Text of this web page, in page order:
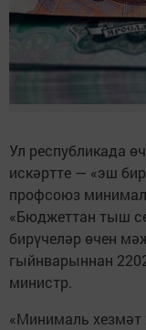
Ул республикада
искәртте — «эш
профсоюз
«Бюджеттан тыш
бирүчеләр өчен
гыйнварыннан
министр.
«Минималь